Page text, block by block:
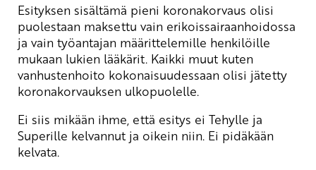
Esityksen sisältämä pieni koronakorvaus olisi
puolestaan maksettu vain erikoissairaanhoidossa
ja vain työantajan määrittelemille henkilöille
mukaan lukien lääkärit. Kaikki muut kuten
vanhustenhoito kokonaisuudessaan olisi jätetty
koronakorvauksen ulkopuolelle.
Ei siis mikään ihme, että esitys ei Tehylle ja
Superille kelvannut ja oikein niin. Ei pidäkään
kelvata.